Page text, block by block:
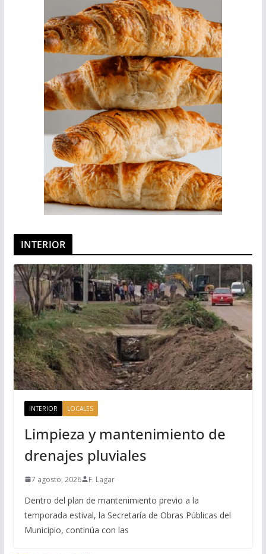
INTERIOR
INTERIOR LOCALES
Limpieza y mantenimiento de
drenajes pluviales
7 agosto, 2026 F. Lagar
Dentro del plan de mantenimiento previo a la
temporada estival, la Secretaría de Obras Públicas del
Municipio, continúa con las